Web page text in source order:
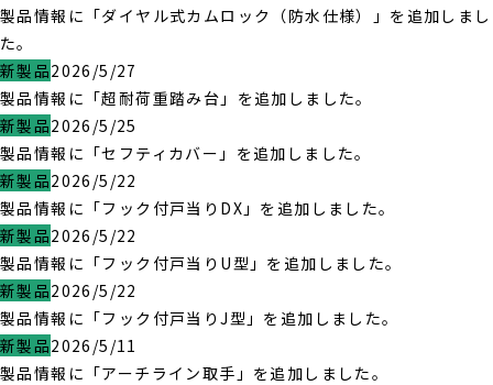
製品情報に「ダイヤル式カムロック（防水仕様）」を追加しまし
た。
新製品2026/5/27
製品情報に「超耐荷重踏み台」を追加しました。
新製品2026/5/25
製品情報に「セフティカバー」を追加しました。
新製品2026/5/22
製品情報に「フック付戸当りDX」を追加しました。
新製品2026/5/22
製品情報に「フック付戸当りU型」を追加しました。
新製品2026/5/22
製品情報に「フック付戸当りJ型」を追加しました。
新製品2026/5/11
製品情報に「アーチライン取手」を追加しました。